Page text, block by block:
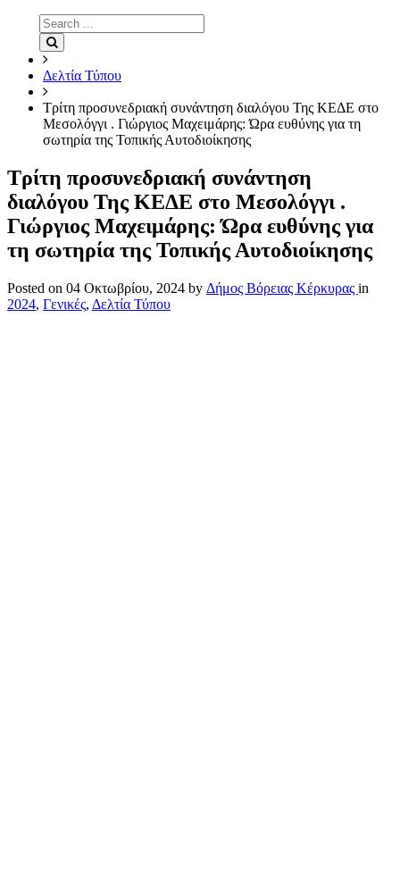
Search
for:
Δελτία Τύπου
Τρίτη προσυνεδριακή συνάντηση διαλόγου Της ΚΕΔΕ στο
Μεσολόγγι . Γιώργιος Μαχειμάρης: Ώρα ευθύνης για τη
σωτηρία της Τοπικής Αυτοδιοίκησης
Τρίτη προσυνεδριακή συνάντηση
διαλόγου Της ΚΕΔΕ στο Μεσολόγγι .
Γιώργιος Μαχειμάρης: Ώρα ευθύνης για
τη σωτηρία της Τοπικής Αυτοδιοίκησης
Posted on 04 Οκτωβρίου, 2024 by Δήμος Βόρειας Κέρκυρας in
2024, Γενικές, Δελτία Τύπου